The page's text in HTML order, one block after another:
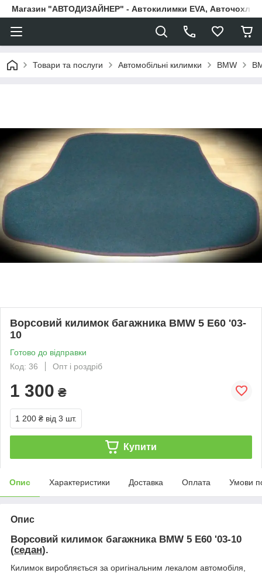
Магазин "АВТОДИЗАЙНЕР" - Автокилимки EVA, Авточохли,
Товари та послуги Автомобільні килимки BMW
Ворсовий килимок багажника BMW 5 E60 '03-
10
Готово до відправки
Код: 36
Опт і роздріб
1 300 ₴
1 200 ₴ від 3 шт.
Купити
Опис Характеристики Доставка Оплата Умови
Опис
Ворсовий килимок багажника BMW 5 E60 '03-10
(седан).
Килимок виробляється за оригінальним лекалом автомобіля,